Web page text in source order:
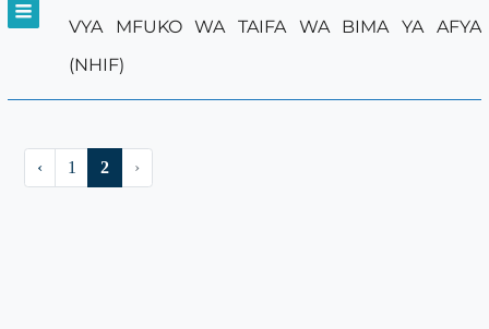
VYA MFUKO WA TAIFA WA BIMA YA AFYA
(NHIF)
‹ 1 2 ›